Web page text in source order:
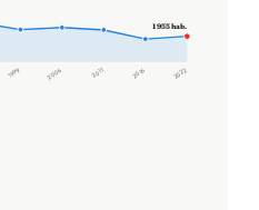
1999 2006 2011 2016 2022
1 955 hab.